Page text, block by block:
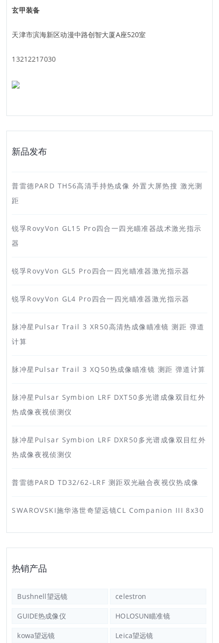
玄甲装备
天津市滨海新区动漫中路创智大厦A座520室
13212217030
新品发布
普雷德PARD TH56高清手持热成像 外置大屏热搜 激光测
距
锐孚RovyVon GL15 Pro四合一四光瞄准器战术激光指示
器
锐孚RovyVon GL5 Pro四合一四光瞄准器激光指示器
锐孚RovyVon GL4 Pro四合一四光瞄准器激光指示器
脉冲星Pulsar Trail 3 XR50高清热成像瞄准镜 测距 弹道
计算
脉冲星Pulsar Trail 3 XQ50热成像瞄准镜 测距 弹道计算
脉冲星Pulsar Symbion LRF DXT50多光谱成像双目红外
热成像夜视侦测仪
脉冲星Pulsar Symbion LRF DXR50多光谱成像双目红外
热成像夜视侦测仪
普雷德PARD TD32/62-LRF 测距双光融合夜视仪热成像
SWAROVSKI施华洛世奇望远镜CL Companion III 8x30
热销产品
Bushnell望远镜 celestron
GUIDE热成像仪 HOLOSUN瞄准镜
kowa望远镜 Leica望远镜